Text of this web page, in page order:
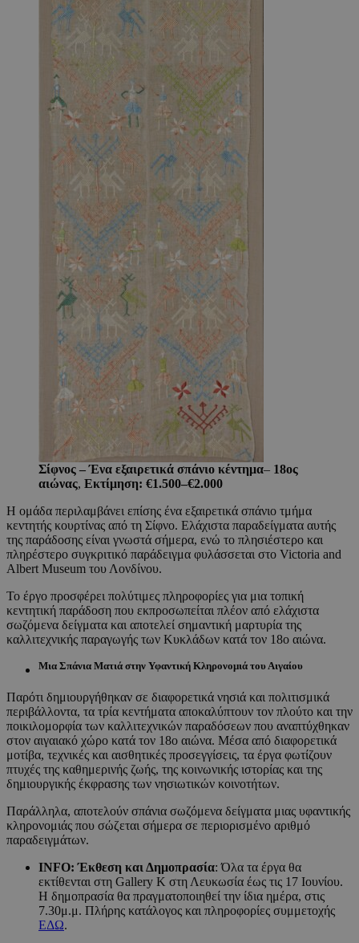
Σίφνος – Ένα εξαιρετικά σπάνιο κέντημα– 18ος
αιώνας, Εκτίμηση: €1.500–€2.000
Η ομάδα περιλαμβάνει επίσης ένα εξαιρετικά σπάνιο τμήμα
κεντητής κουρτίνας από τη Σίφνο. Ελάχιστα παραδείγματα αυτής
της παράδοσης είναι γνωστά σήμερα, ενώ το πλησιέστερο και
πληρέστερο συγκριτικό παράδειγμα φυλάσσεται στο Victoria and
Albert Museum του Λονδίνου.
Το έργο προσφέρει πολύτιμες πληροφορίες για μια τοπική
κεντητική παράδοση που εκπροσωπείται πλέον από ελάχιστα
σωζόμενα δείγματα και αποτελεί σημαντική μαρτυρία της
καλλιτεχνικής παραγωγής των Κυκλάδων κατά τον 18ο αιώνα.
Μια Σπάνια Ματιά στην Υφαντική Κληρονομιά του Αιγαίου
Παρότι δημιουργήθηκαν σε διαφορετικά νησιά και πολιτισμικά
περιβάλλοντα, τα τρία κεντήματα αποκαλύπτουν τον πλούτο και την
ποικιλομορφία των καλλιτεχνικών παραδόσεων που αναπτύχθηκαν
στον αιγαιακό χώρο κατά τον 18ο αιώνα. Μέσα από διαφορετικά
μοτίβα, τεχνικές και αισθητικές προσεγγίσεις, τα έργα φωτίζουν
πτυχές της καθημερινής ζωής, της κοινωνικής ιστορίας και της
δημιουργικής έκφρασης των νησιωτικών κοινοτήτων.
Παράλληλα, αποτελούν σπάνια σωζόμενα δείγματα μιας υφαντικής
κληρονομιάς που σώζεται σήμερα σε περιορισμένο αριθμό
παραδειγμάτων.
INFO: Έκθεση και Δημοπρασία: Όλα τα έργα θα
εκτίθενται στη Gallery K στη Λευκωσία έως τις 17 Ιουνίου.
Η δημοπρασία θα πραγματοποιηθεί την ίδια ημέρα, στις
7.30μ.μ. Πλήρης κατάλογος και πληροφορίες συμμετοχής
ΕΔΩ.